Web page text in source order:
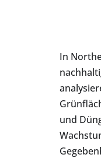
In
und